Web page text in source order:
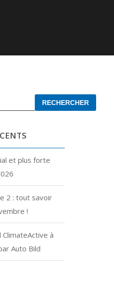
et plus forte
2 : tout savoir
!
ClimateActive à
Auto Bild